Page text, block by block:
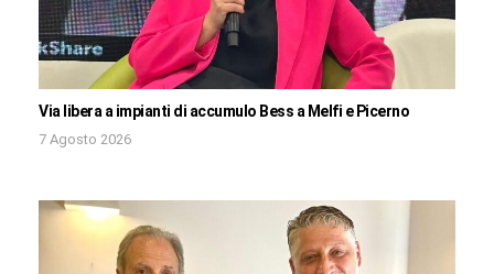
Via libera a impianti di accumulo Bess a Melfi e Picerno
7 Agosto 2026